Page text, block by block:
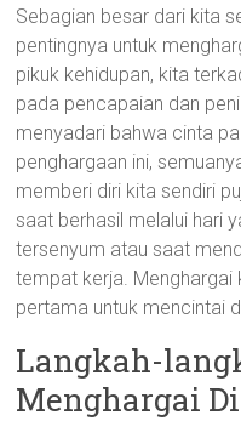
Sebagian besar dari kita
pentingnya untuk
pikuk kehidupan, kita
pada pencapaian dan
menyadari bahwa cinta
penghargaan ini,
memberi diri kita sendiri
saat berhasil melalui hari
tersenyum atau saat
tempat kerja. Menghargai
pertama untuk mencintai
Langkah-
Menghargai